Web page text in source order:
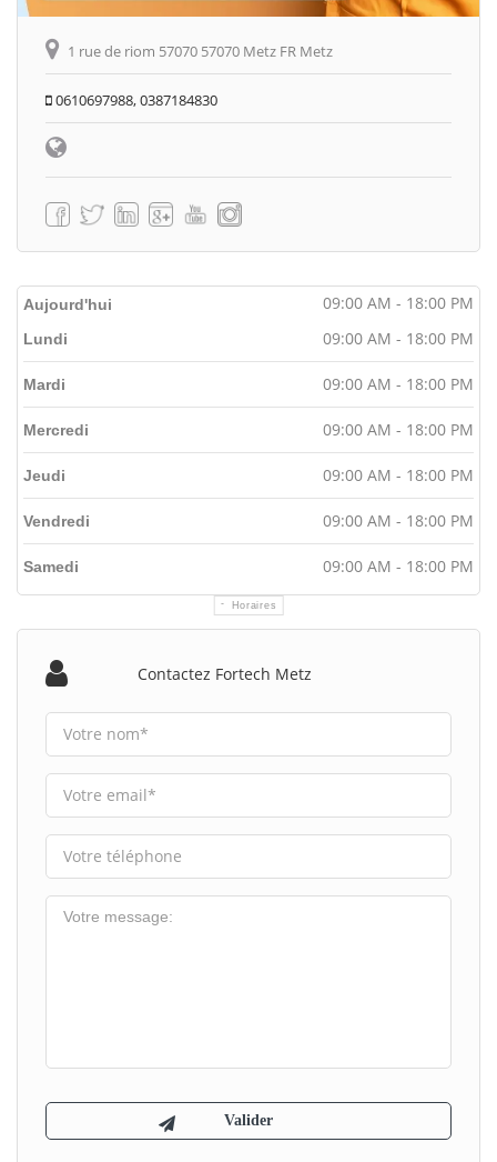
1 rue de riom 57070 57070 Metz FR Metz
0610697988, 0387184830
Aujourd'hui 09:00 AM - 18:00 PM
Horaires
Lundi 09:00 AM - 18:00 PM
Mardi 09:00 AM - 18:00 PM
Mercredi 09:00 AM - 18:00 PM
Jeudi 09:00 AM - 18:00 PM
Vendredi 09:00 AM - 18:00 PM
Samedi 09:00 AM - 18:00 PM
Contactez Fortech Metz